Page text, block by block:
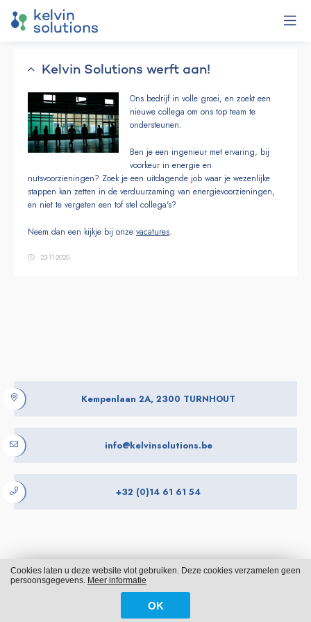
Kelvin Solutions werft aan!
Ons bedrijf in volle groei, en zoekt een
nieuwe collega om ons top team te
ondersteunen.
Ben je een ingenieur met ervaring, bij
voorkeur in energie en
nutsvoorzieningen? Zoek je een uitdagende job waar je wezenlijke
stappen kan zetten in de verduurzaming van energievoorzieningen,
en niet te vergeten een tof stel collega's?
Neem dan een kijkje bij onze vacatures.
23-11-2020
Kempenlaan 2A, 2300 TURNHOUT
info@kelvinsolutions.be
+32 (0)14 61 61 54
Cookies Privacy
FROM ALWAYS AWAKE
Cookies laten u deze website vlot gebruiken. Deze cookies verzamelen geen
persoonsgegevens. Meer informatie
OK